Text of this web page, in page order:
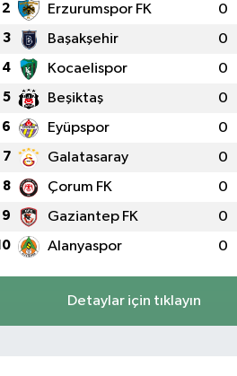
2 Erzurumspor FK 0
3 Başakşehir 0
4 Kocaelispor 0
5 Beşiktaş 0
6 Eyüpspor 0
7 Galatasaray 0
8 Çorum FK 0
9 Gaziantep FK 0
Alanyaspor 0
Detaylar için tıklayın